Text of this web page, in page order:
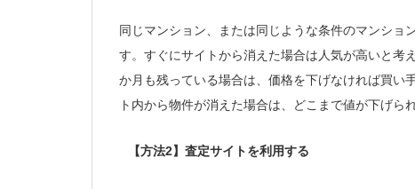
同じマンション、または同じような条件のマンショ
す。すぐにサイトから消えた場合は人気が高いと考
か月も残っている場合は、価格を下げなければ買い
ト内から物件が消えた場合は、どこまで値が下げら
【方法2】査定サイトを利用する